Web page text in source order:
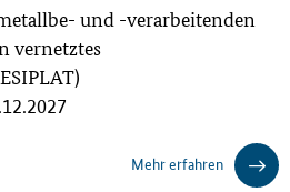
und -verarbeitenden
vernetztes
Mehr erfahren